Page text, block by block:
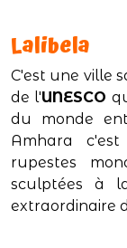
Lalibela
C'est une ville
de l'UNESCO
du monde
Amhara c'est
rupestes
sculptées à
extraordinaire